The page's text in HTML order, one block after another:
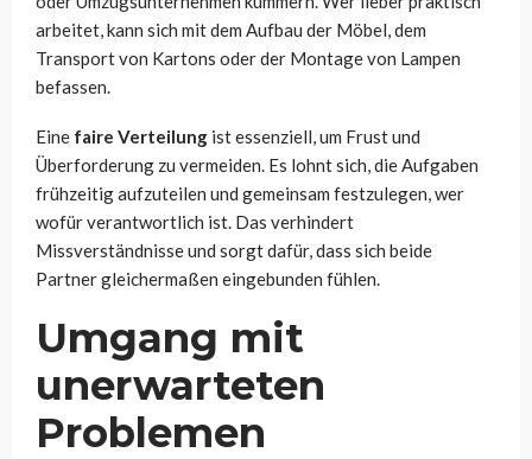
arbeitet, kann sich mit dem Aufbau der Möbel, dem
Transport von Kartons oder der Montage von Lampen
befassen.
Eine faire Verteilung ist essenziell, um Frust und
Überforderung zu vermeiden. Es lohnt sich, die Aufgaben
frühzeitig aufzuteilen und gemeinsam festzulegen, wer
wofür verantwortlich ist. Das verhindert
Missverständnisse und sorgt dafür, dass sich beide
Partner gleichermaßen eingebunden fühlen.
Umgang mit
unerwarteten
Problemen